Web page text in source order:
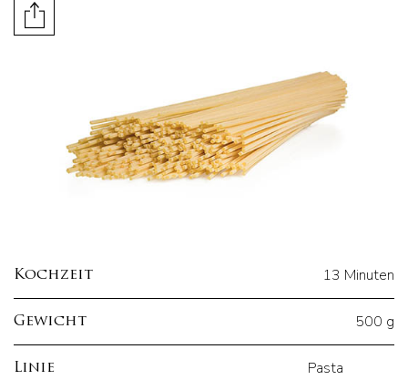
Kochzeit 13 Minuten
Gewicht 500 g
Linie Pasta